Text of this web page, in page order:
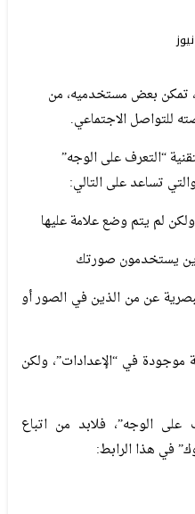
تمكن بعض مستخدميه، من
للتواصل الاجتماعي.
“التعرف على الوجه”
تساعد على التالي:
لم يتم وضع علامة عليها
يستخدمون صورتك
عن من الذين في الصور أو
موجودة في “الإعدادات”، ولكن
الوجه”، فلابد من اتباع
في هذا الرابط: